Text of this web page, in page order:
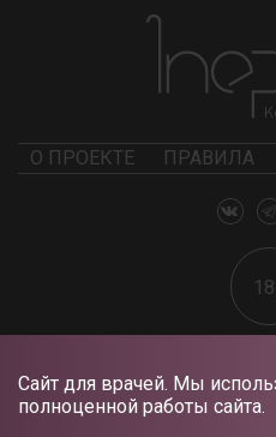
Сайт для врачей. Мы
полноценной работы сайта.
О ПРОЕКТЕ ПРАВИЛА